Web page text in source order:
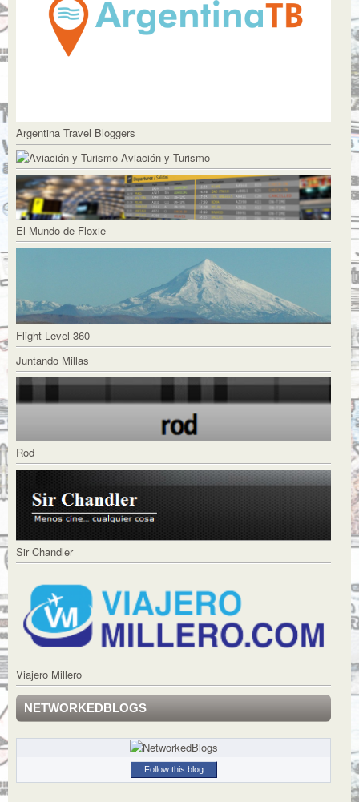
Argentina Travel Bloggers
Aviación y Turismo
El Mundo de Floxie
Flight Level 360
Juntando Millas
Rod
Sir Chandler
Viajero Millero
NETWORKEDBLOGS
Follow this blog